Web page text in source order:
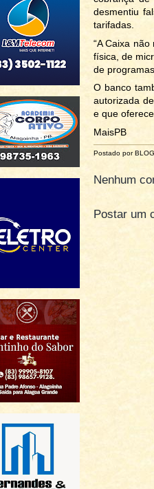
desmentiu
tarifadas.
“A Caixa
física, de
de
O banco
autorizada
e que
MaisPB
Postado por
Nenhum
Postar um